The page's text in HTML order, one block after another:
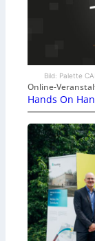
Bild: Palette
Online-
Hands On